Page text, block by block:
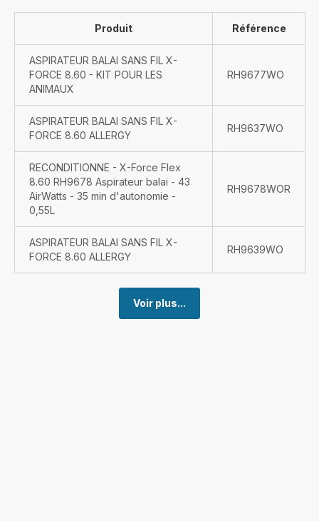
Produit Référence
ASPIRATEUR BALAI SANS FIL X-
FORCE 8.60 - KIT POUR LES
ANIMAUX
RH9677WO
ASPIRATEUR BALAI SANS FIL X-
FORCE 8.60 ALLERGY
RH9637WO
RECONDITIONNE - X-Force Flex
8.60 RH9678 Aspirateur balai - 43
AirWatts - 35 min d'autonomie -
0,55L
RH9678WOR
ASPIRATEUR BALAI SANS FIL X-
FORCE 8.60 ALLERGY
RH9639WO
Voir plus...